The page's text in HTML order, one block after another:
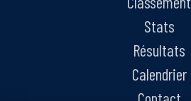
Stats
Résultats
Calendrier